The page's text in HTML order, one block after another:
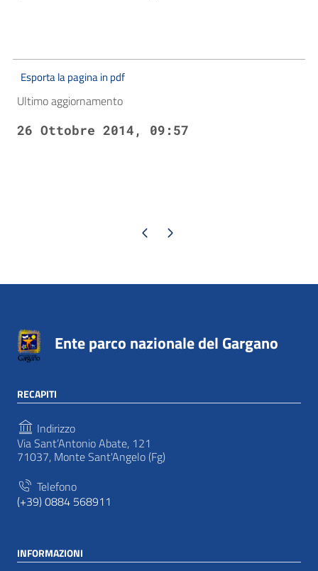
Esporta la pagina in pdf
Ultimo aggiornamento
26 Ottobre 2014, 09:57
Pagina precedente
Pagina successiva
Ente parco nazionale del Gargano
RECAPITI
Indirizzo
Via Sant’Antonio Abate, 121
71037, Monte Sant'Angelo (Fg)
Telefono
(+39) 0884 568911
INFORMAZIONI